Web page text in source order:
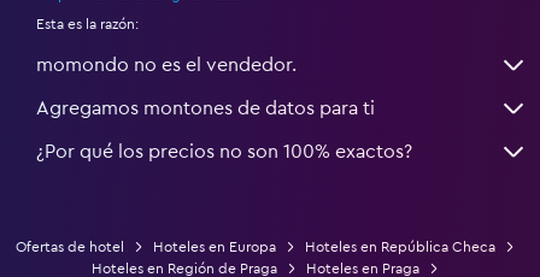
Esta es la razón:
momondo no es el vendedor.
Agregamos montones de datos para ti
¿Por qué los precios no son 100% exactos?
Ofertas de hotel Hoteles en Europa
Hoteles en República Checa
Hoteles en Región de Praga
Hoteles en Praga